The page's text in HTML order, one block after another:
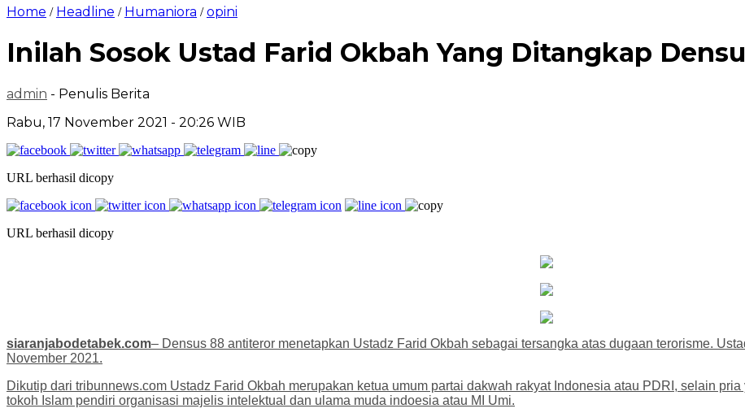
Home / Headline / Humaniora /opini
Inilah Sosok Ustad Farid Okbah Yang Ditangkap
admin - Penulis Berita
Rabu, 17 November 2021 - 20:26 WIB
URL berhasil dicopy
URL berhasil dicopy
siaranjabodetabek.com– Densus 88 antiteror menetapkan Ustadz Farid Okbah sebagai tersangka atas dugaan terorisme.
November 2021.
Dikutip dari tribunnews.com Ustadz Farid Okbah merupakan ketua umum partai dakwah rakyat Indonesia atau PDRI, selain
tokoh Islam pendiri organisasi majelis intelektual dan ulama muda indoesia atau MI Umi.